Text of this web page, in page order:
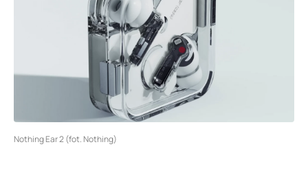
Nothing Ear 2 (fot. Nothing)